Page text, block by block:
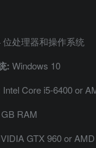
位处理器和操作系统
: Windows 10
Intel Core i5-6400 or
RAM
GTX 960 or